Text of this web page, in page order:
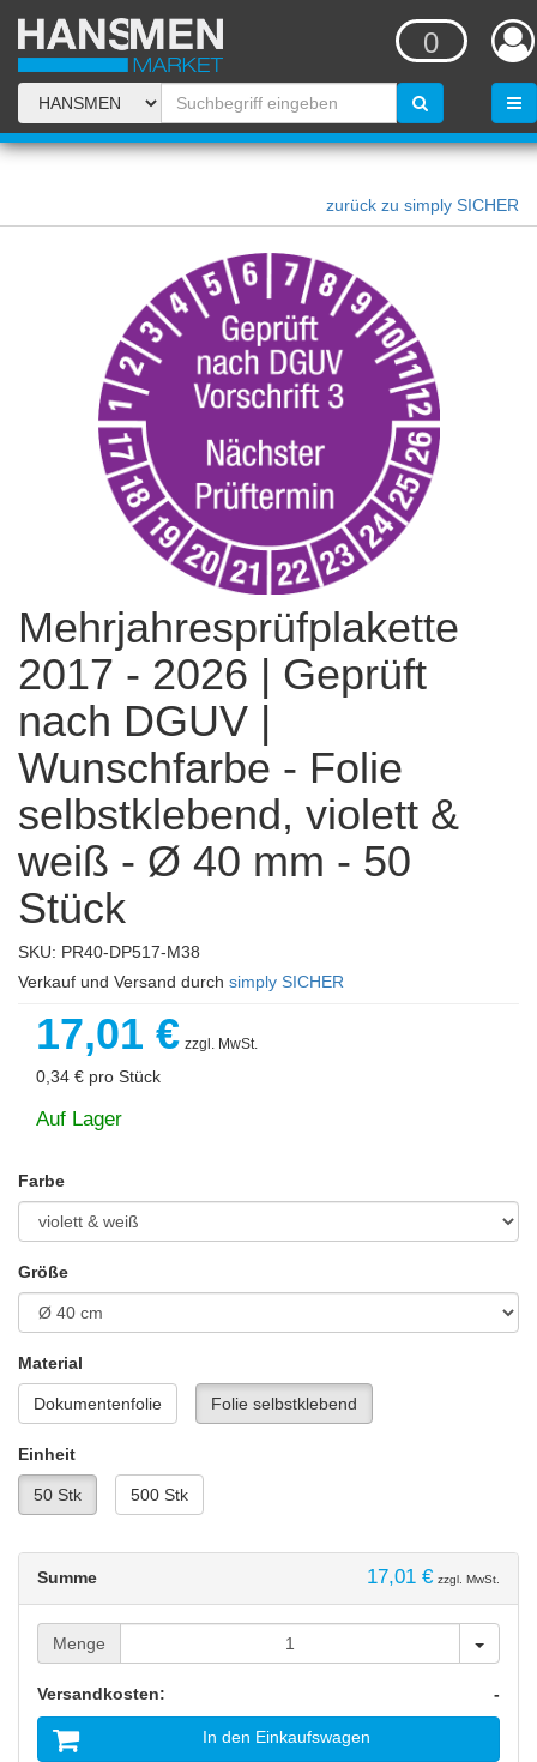
0
zurück zu simply SICHER
Mehrjahresprüfplakette
2017 - 2026 | Geprüft
nach DGUV |
Wunschfarbe - Folie
selbstklebend, violett &
weiß - Ø 40 mm - 50
Stück
SKU: PR40-DP517-M38
Verkauf und Versand durch simply SICHER
17,01 € zzgl. MwSt.
0,34 € pro Stück
Auf Lager
Farbe
Größe
Material
Dokumentenfolie Folie selbstklebend
Einheit
50 Stk 500 Stk
Summe 17,01 € zzgl. MwSt.
Menge Menge
Versandkosten: -
In den Einkaufswagen